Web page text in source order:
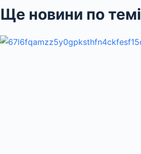
Ще новини по темі